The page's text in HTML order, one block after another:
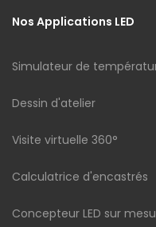
Nos Applications LED
Simulateur de
Dessin d'atelier
Visite virtuelle 360°
Calculatrice d'encastrés
Concepteur LED sur